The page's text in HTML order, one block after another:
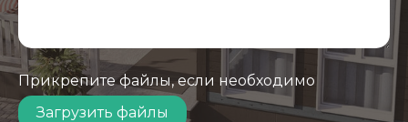
Прикрепите файлы, если необходимо
Загрузить файлы